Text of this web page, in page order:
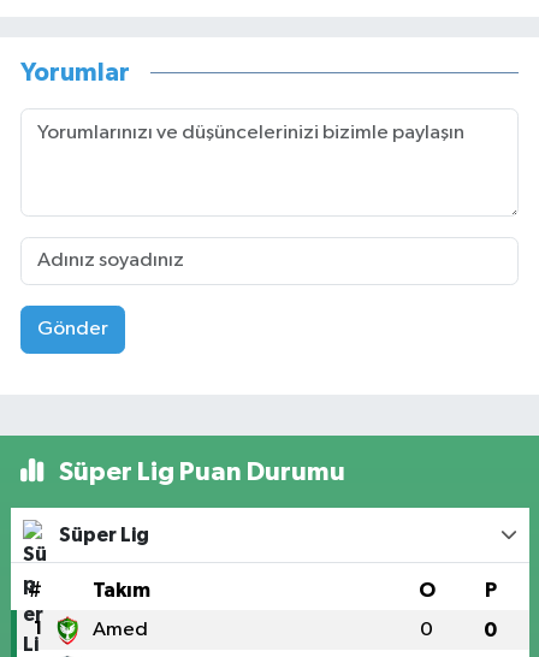
Yorumlar
Gönder
Süper Lig Puan Durumu
Süper Lig
# Takım O P
1 Amed 0 0